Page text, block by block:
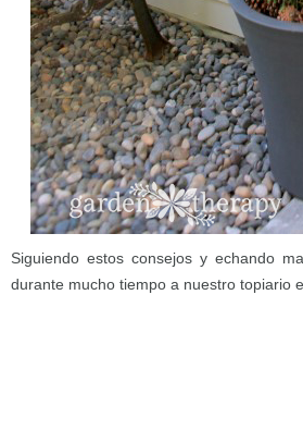
Siguiendo estos consejos y echando
durante mucho tiempo a nuestro topiario